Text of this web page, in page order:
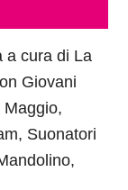
a cura di La
Giovani
Suonatori